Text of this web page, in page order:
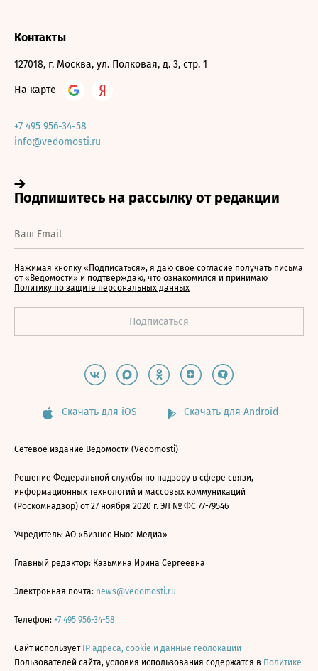
Контакты
127018, г. Москва, ул. Полковая, д. 3, стр. 1
На карте
+7 495 956-34-58
info@vedomosti.ru
Нажимая кнопку «Подписаться», я даю свое согласие получать письма
от «Ведомости» и подтверждаю, что ознакомился и принимаю
Политику по защите персональных данных
Скачать для iOS Скачать для Android
Сетевое издание Ведомости (Vedomosti)
Решение Федеральной службы по надзору в сфере связи,
информационных технологий и массовых коммуникаций
(Роскомнадзор) от 27 ноября 2020 г. ЭЛ № ФС 77-79546
Учредитель: АО «Бизнес Ньюс Медиа»
Главный редактор: Казьмина Ирина Сергеевна
Электронная почта: news@vedomosti.ru
Телефон: +7 495 956-34-58
Сайт использует IP адреса, cookie и данные геолокации
Пользователей сайта, условия использования содержатся в Политике